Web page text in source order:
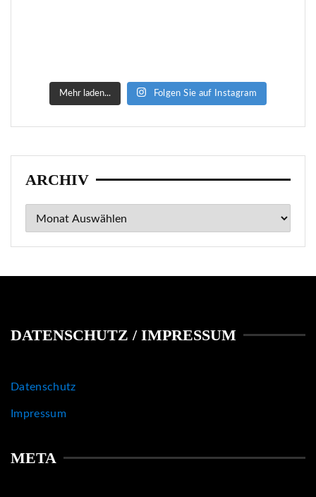
Mehr laden... Folgen Sie auf Instagram
ARCHIV
Archiv
DATENSCHUTZ / IMPRESSUM
Datenschutz
Impressum
META